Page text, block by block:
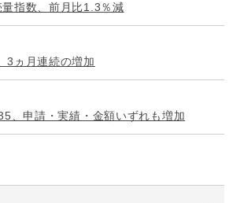
指数、前月比1.3％減
3ヵ月連続の増加
、申請・実績・金額いずれも増加